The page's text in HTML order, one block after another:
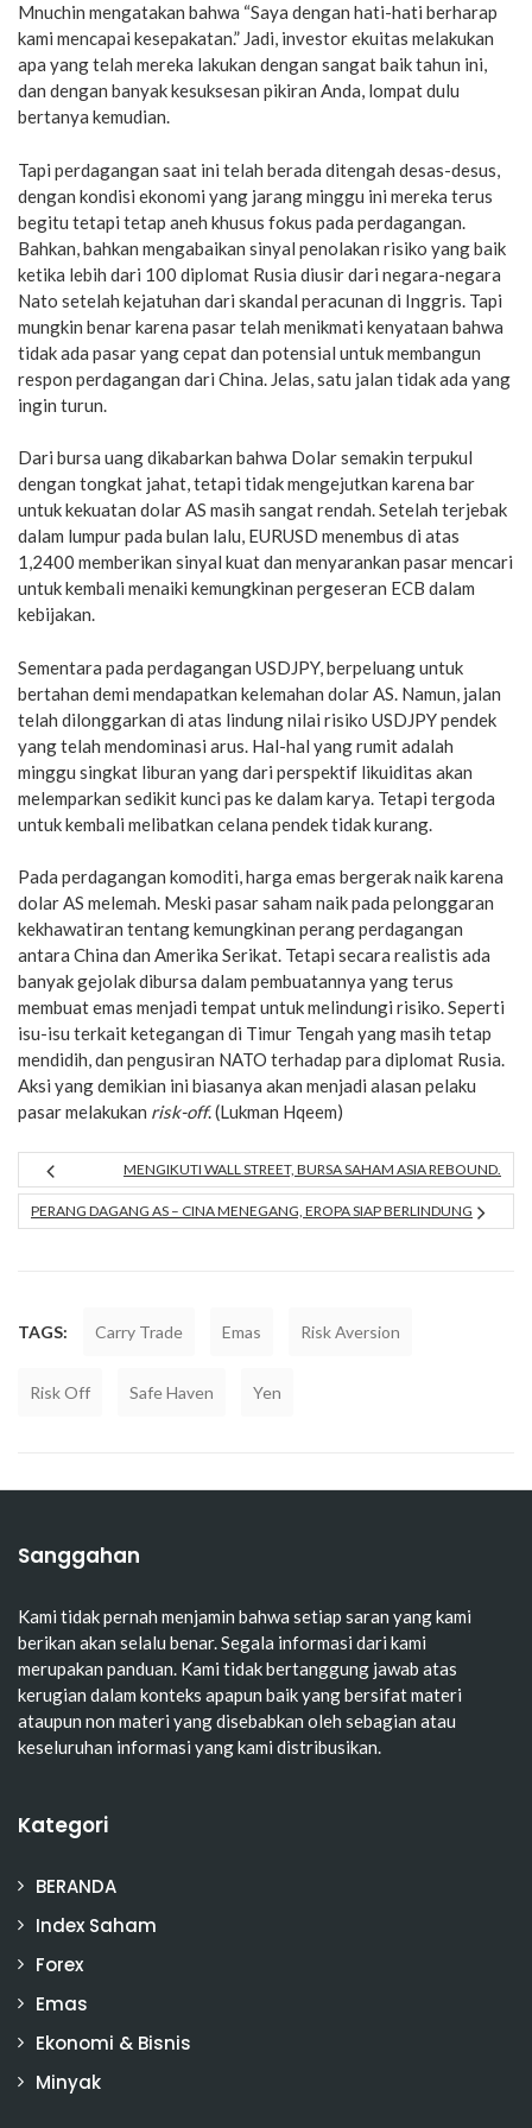
Mnuchin mengatakan bahwa “Saya dengan hati-hati berharap
kami mencapai kesepakatan.” Jadi, investor ekuitas melakukan
apa yang telah mereka lakukan dengan sangat baik tahun ini,
dan dengan banyak kesuksesan pikiran Anda, lompat dulu
bertanya kemudian.
Tapi perdagangan saat ini telah berada ditengah desas-desus,
dengan kondisi ekonomi yang jarang minggu ini mereka terus
begitu tetapi tetap aneh khusus fokus pada perdagangan.
Bahkan, bahkan mengabaikan sinyal penolakan risiko yang baik
ketika lebih dari 100 diplomat Rusia diusir dari negara-negara
Nato setelah kejatuhan dari skandal peracunan di Inggris. Tapi
mungkin benar karena pasar telah menikmati kenyataan bahwa
tidak ada pasar yang cepat dan potensial untuk membangun
respon perdagangan dari China. Jelas, satu jalan tidak ada yang
ingin turun.
Dari bursa uang dikabarkan bahwa Dolar semakin terpukul
dengan tongkat jahat, tetapi tidak mengejutkan karena bar
untuk kekuatan dolar AS masih sangat rendah. Setelah terjebak
dalam lumpur pada bulan lalu, EURUSD menembus di atas
1,2400 memberikan sinyal kuat dan menyarankan pasar mencari
untuk kembali menaiki kemungkinan pergeseran ECB dalam
kebijakan.
Sementara pada perdagangan USDJPY, berpeluang untuk
bertahan demi mendapatkan kelemahan dolar AS. Namun, jalan
telah dilonggarkan di atas lindung nilai risiko USDJPY pendek
yang telah mendominasi arus. Hal-hal yang rumit adalah
minggu singkat liburan yang dari perspektif likuiditas akan
melemparkan sedikit kunci pas ke dalam karya. Tetapi tergoda
untuk kembali melibatkan celana pendek tidak kurang.
Pada perdagangan komoditi, harga emas bergerak naik karena
dolar AS melemah. Meski pasar saham naik pada pelonggaran
kekhawatiran tentang kemungkinan perang perdagangan
antara China dan Amerika Serikat. Tetapi secara realistis ada
banyak gejolak dibursa dalam pembuatannya yang terus
membuat emas menjadi tempat untuk melindungi risiko. Seperti
isu-isu terkait ketegangan di Timur Tengah yang masih tetap
mendidih, dan pengusiran NATO terhadap para diplomat Rusia.
Aksi yang demikian ini biasanya akan menjadi alasan pelaku
pasar melakukan risk-off. (Lukman Hqeem)
MENGIKUTI WALL STREET, BURSA SAHAM ASIA REBOUND.
PERANG DAGANG AS – CINA MENEGANG, EROPA SIAP BERLINDUNG
TAGS: Carry Trade Emas Risk Aversion
Risk Off Safe Haven Yen
Sanggahan
Kami tidak pernah menjamin bahwa setiap saran yang kami
berikan akan selalu benar. Segala informasi dari kami
merupakan panduan. Kami tidak bertanggung jawab atas
kerugian dalam konteks apapun baik yang bersifat materi
ataupun non materi yang disebabkan oleh sebagian atau
keseluruhan informasi yang kami distribusikan.
Kategori
BERANDA
Index Saham
Forex
Emas
Ekonomi & Bisnis
Minyak